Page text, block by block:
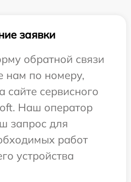
заявки
обратной связи
нам по номеру,
сайте сервисного
Наш оператор
запрос для
работ
устройства